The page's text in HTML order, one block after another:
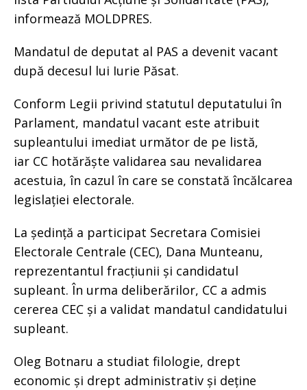
informează MOLDPRES.
Mandatul de deputat al PAS a devenit vacant
după decesul lui Iurie Păsat.
Conform Legii privind statutul deputatului în
Parlament, mandatul vacant este atribuit
supleantului imediat următor de pe listă,
iar CC hotărăște validarea sau nevalidarea
acestuia, în cazul în care se constată încălcarea
legislației electorale.
La ședință a participat Secretara Comisiei
Electorale Centrale (CEC), Dana Munteanu,
reprezentantul fracțiunii și candidatul
supleant. În urma deliberărilor, CC a admis
cererea CEC și a validat mandatul candidatului
supleant.
Oleg Botnaru a studiat filologie, drept
economic și drept administrativ și deține